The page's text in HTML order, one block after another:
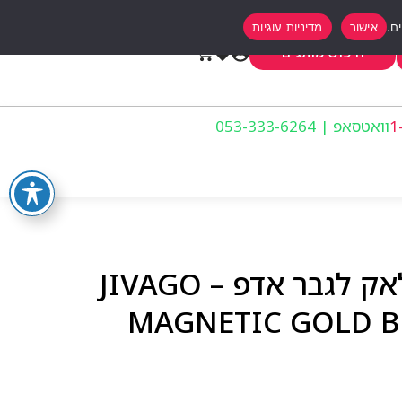
חיפוש מותגים
וואטסאפ | 053-333-6264
גיוואגו מגנטיק גולד בלאק לגבר אדפ – JIVAGO
MAGNETIC GOLD
אישור מדיניות עוגיות